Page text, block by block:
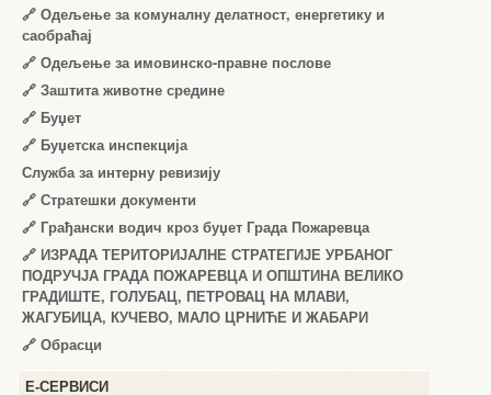
🔗 Одељење за комуналну делатност, енергетику и
саобраћај
🔗 Одељење за имовинско-правне послове
🔗 Заштита животне средине
🔗 Буџет
🔗 Буџетска инспекција
Служба за интерну ревизију
🔗 Стратешки документи
🔗 Грађански водич кроз буџет Града Пожаревца
🔗 ИЗРАДА ТЕРИТОРИЈАЛНЕ СТРАТЕГИЈЕ УРБАНОГ
ПОДРУЧЈА ГРАДА ПОЖАРЕВЦА И ОПШТИНА ВЕЛИКО
ГРАДИШТЕ, ГОЛУБАЦ, ПЕТРОВАЦ НА МЛАВИ,
ЖАГУБИЦА, КУЧЕВО, МАЛО ЦРНИЋЕ И ЖАБАРИ
🔗 Обрасци
Е-СЕРВИСИ